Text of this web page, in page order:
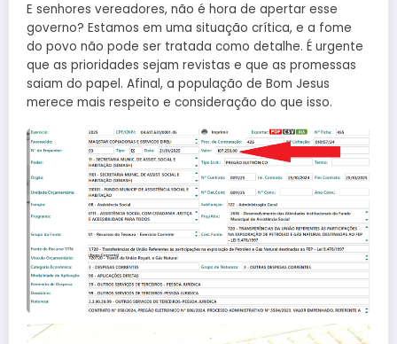
E senhores vereadores, não é hora de apertar esse
governo? Estamos em uma situação crítica, e a fome
do povo não pode ser tratada como detalhe. É urgente
que as prioridades sejam revistas e que as promessas
saiam do papel. Afinal, a população de Bom Jesus
merece mais respeito e consideração do que isso.